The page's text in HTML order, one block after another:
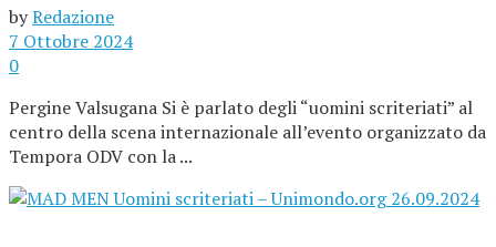
byRedazione
7 Ottobre 2024
0
Pergine Valsugana Si è parlato degli “uomini scriteriati” al
centro della scena internazionale all’evento organizzato da
Tempora ODV con la ...